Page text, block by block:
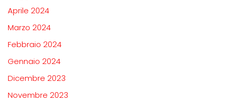
Aprile 2024
Marzo 2024
Febbraio 2024
Gennaio 2024
Dicembre 2023
Novembre 2023